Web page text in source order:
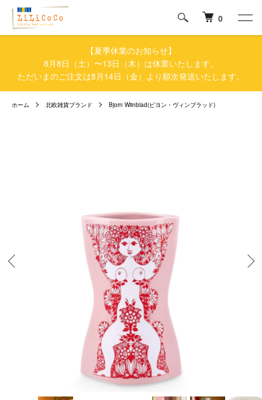
0
【夏季休業のお知らせ】
8月8日（土）〜13日（木）は休業いたします。
ただいまのご注文は8月14日（金）より順次発送いたします。
ホーム 北欧雑貨ブランド Bjorn Wiinblad(ビヨン・ヴィンブラッド)